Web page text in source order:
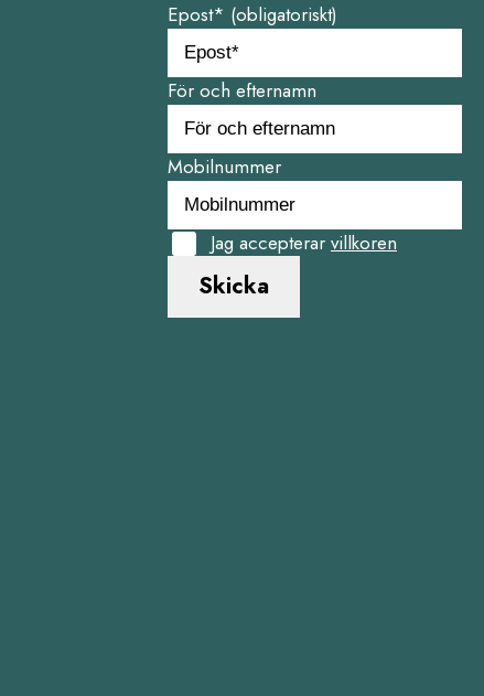
Epost* (obligatoriskt)
För och efternamn
Mobilnummer
Jag accepterar villkoren
Skicka